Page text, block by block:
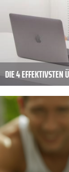
DIE 4 EFFEKTIVSTEN